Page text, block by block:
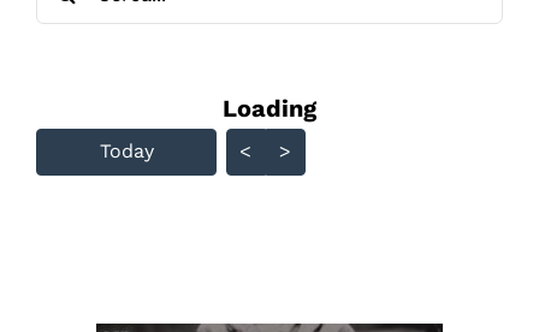
Skip Calendar
Loading - current view is
Loading
Today < >